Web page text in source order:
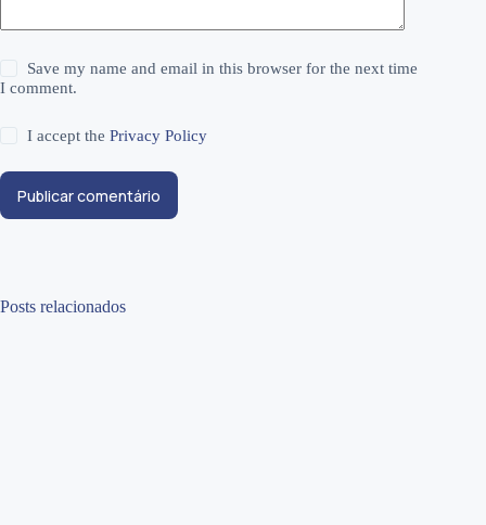
Save my name and email in this browser for the next time
I comment.
I accept thePrivacy Policy
Publicar comentário
Posts relacionados